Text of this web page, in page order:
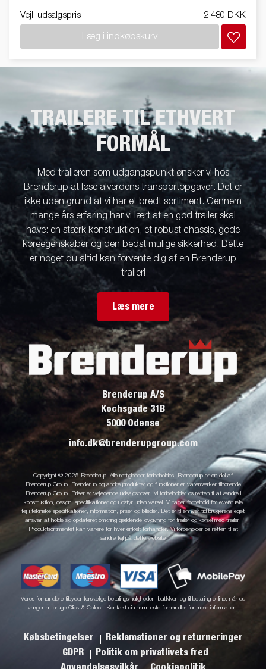
Vejl. udsalgspris 2 480 DKK
Læg i indkøbskurv
TRAILERE TIL ETHVERT
FORMÅL
Med traileren som udgangspunkt ønsker vi hos
Brenderup at løse alverdens transportopgaver. Det er
ikke uden grund at vi har et bredt sortiment. Gennem
mange års erfaring har vi lært at en god trailer skal
have: en stærk konstruktion, et robust chassis, gode
køreegenskaber og den bedst mulige sikkerhed. Dette
er noget du altid kan forvente dig af en Brenderup
trailer!
Læs mere
Brenderup A/S
Kochsgade 31B
5000 Odense
info.dk@brenderupgroup.com
Copyright © 2025 Brenderup. Alle rettigheder forbeholdes. Brenderup er en del af
Brenderup Group. Brenderup og andre produkter og funktioner er varemærker tilhørende
Brenderup Group. Priser er vejledende udsalgspriser. Vi forbeholder os retten til at ændre i
konstruktion, design, specifikationer og udstyr uden varsel. Vi tager forbehold for eventuelle
fejl i tekniske specifikationer, information, priser og billeder. Det er til enhver tid brugerens eget
ansvar at holde sig opdateret omkring gældende lovgivning for trailer og kørsel med trailer.
Produktsortimentet kan variere for hver enkelt forhandler. Vi forbeholder os retten til at
ændre fejl på dette website
Vores forhandlere tilbyder forskellige betalingsmuligheder i butikken og til betaling online, når du
vælger at bruge Click & Collect. Kontakt din nærmeste forhandler for mere information.
Købsbetingelser
Reklamationer og returneringer
GDPR
Politik om privatlivets fred